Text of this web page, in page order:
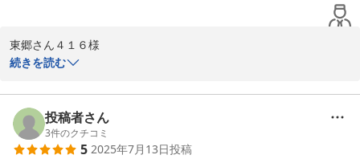
東郷さん４１６様
平素より鬼怒川金谷ホテルをお引き立て賜り誠にありがとうござい
ご滞在にご満足いただけたとのことで、お褒めのお言葉をいただき
大変恐縮でございます。
趣の異なる2種類の大浴場や、お部屋の露天風呂でのご入浴をお楽
しみいただけましたようで何よりでございます。
続きを読む
投稿者さん
3件のクチコミ
5 2025年7月13日投稿